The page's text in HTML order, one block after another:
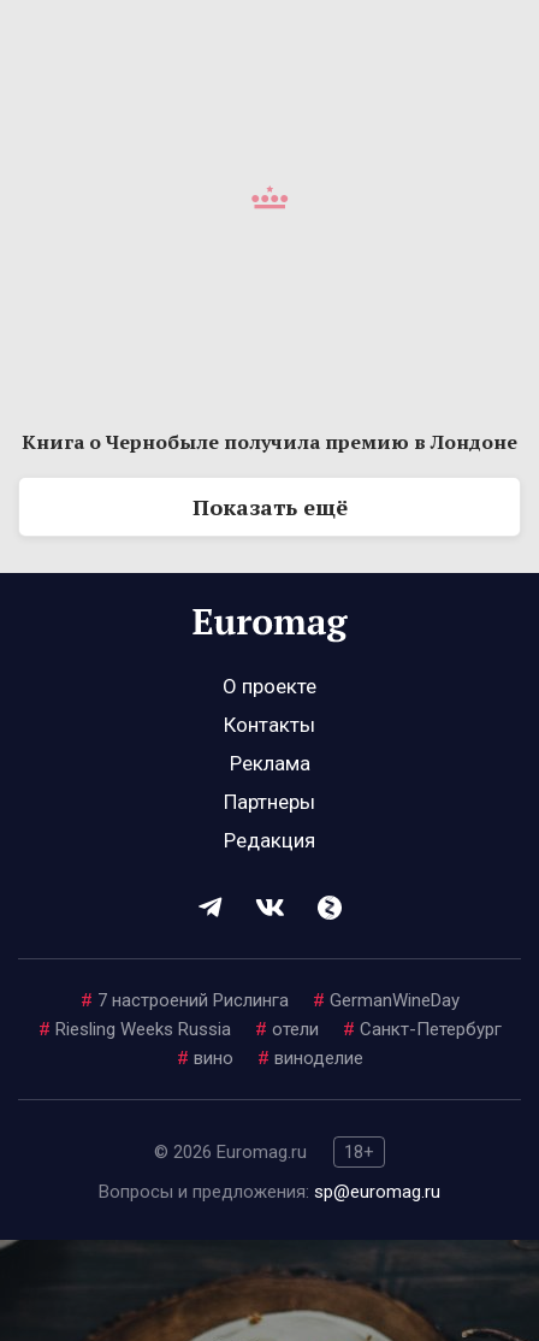
Книга о Чернобыле получила премию в Лондоне
Показать ещё
О проекте
Контакты
Реклама
Партнеры
Редакция
# 7 настроений Рислинга # GermanWineDay
# Riesling Weeks Russia # отели # Санкт-Петербург
# вино # виноделие
© 2026 Euromag.ru
18+
Вопросы и предложения: sp@euromag.ru